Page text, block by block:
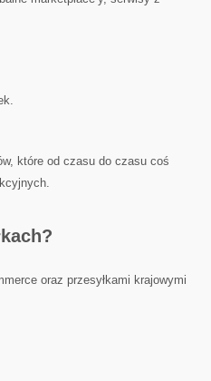
które od czasu do czasu coś
oraz przesyłkami krajowymi